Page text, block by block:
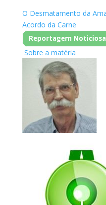
O Desmatamento da
Acordo da Carne
Reportagem
Sobre a matéria